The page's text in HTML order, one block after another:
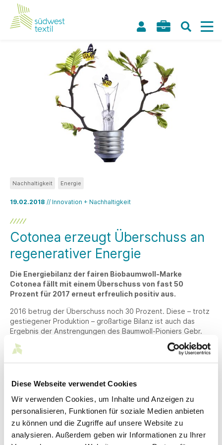
Diese Webseite verwendet Cookies
Wir verwenden Cookies, um Inhalte und Anzeigen zu
personalisieren, Funktionen für soziale Medien anbieten
zu können und die Zugriffe auf unsere Website zu
analysieren. Außerdem geben wir Informationen zu Ihrer
19.02.2018 // Innovation + Nachhaltigkeit
Nachhaltigkeit Energie
Cotonea erzeugt Überschuss an
regenerativer Energie
Die Energiebilanz der fairen Biobaumwoll-Marke
Cotonea fällt mit einem Überschuss von fast 50
Prozent für 2017 erneut erfreulich positiv aus.
2016 betrug der Überschuss noch 30 Prozent. Diese – trotz
gestiegener Produktion – großartige Bilanz ist auch das
Ergebnis der Anstrengungen des Baumwoll-Pioniers Gebr.
Elmer & Zweifel, an seinen Standorten in Deutschland und
Tschechien Energie effizienter einzusetzen.
eigene Wasserkraftwerk und die Solaranlage mit 826 MWh
wieder deutlich mehr Strom. Das betrachtet Cotonea-
Geschäftsführer Roland Stelzer als Glücksfall, denn
schließlich sei das Unternehmen diesbezüglich abhängig von
der Natur.